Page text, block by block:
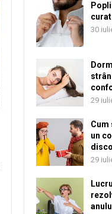
30
29
Cum
un
29